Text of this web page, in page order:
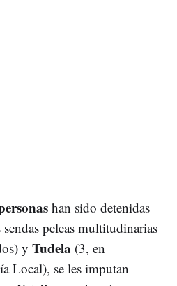
han sido detenidas
peleas multitudinarias
y Tudela (3, en
Local), se les imputan